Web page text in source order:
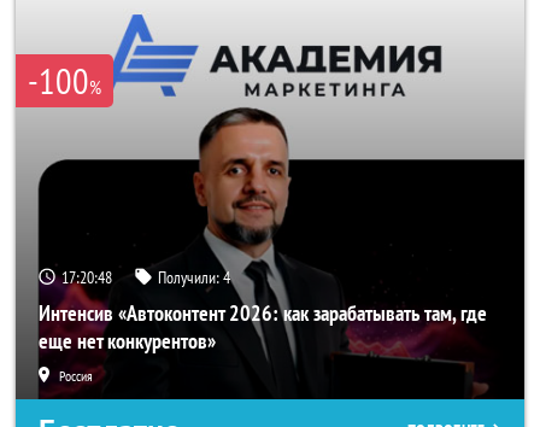
-100%
17:20:46 Получили:4
Интенсив «Автоконтент 2026: как зарабатывать там, где
еще нет конкурентов»
Россия